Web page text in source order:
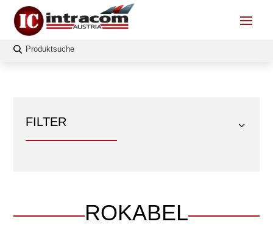
FILTER
FILTERN
ROKABEL